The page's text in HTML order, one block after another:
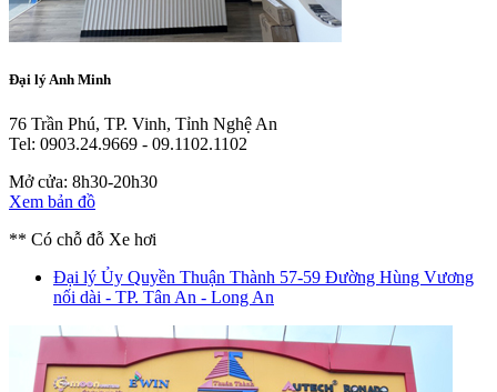
Đại lý Anh Minh
76 Trần Phú, TP. Vinh, Tỉnh Nghệ An
Tel: 0903.24.9669 - 09.1102.1102
Mở cửa: 8h30-20h30
Xem bản đồ
** Có chỗ đỗ Xe hơi
Đại lý Ủy Quyền Thuận Thành 57-59 Đường Hùng Vương
nối dài - TP. Tân An - Long An